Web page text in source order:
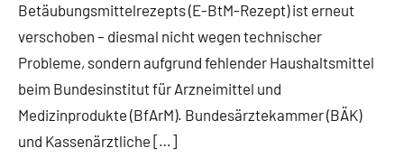
Betäubungsmittelrezepts (E-BtM-Rezept) ist erneut
verschoben – diesmal nicht wegen technischer
Probleme, sondern aufgrund fehlender Haushaltsmittel
beim Bundesinstitut für Arzneimittel und
Medizinprodukte (BfArM). Bundesärztekammer (BÄK)
und Kassenärztliche […]